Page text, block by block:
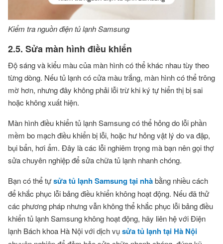
Kiểm tra nguồn điện tủ lạnh Samsung
2.5. Sửa màn hình điều khiển
Độ sáng và kiểu màu của màn hình có thể khác nhau tùy theo
từng dòng. Nếu tủ lạnh có cửa màu trắng, màn hình có thể trông
mờ hơn, nhưng đây không phải lỗi trừ khi ký tự hiển thị bị sai
hoặc không xuất hiện.
Màn hình điều khiển tủ lạnh Samsung có thể hỏng do lỗi phần
mềm bo mạch điều khiển bị lỗi, hoặc hư hỏng vật lý do va đập,
bụi bẩn, hơi ẩm. Đây là các lỗi nghiêm trọng mà bạn nên gọi thợ
sửa chuyên nghiệp để sửa chữa tủ lạnh nhanh chóng.
Bạn có thể tựsửa tủ lạnh Samsung tại nhàbằng nhiều cách
để khắc phục lỗi bảng điều khiển không hoạt động. Nếu đã thử
các phương pháp nhưng vẫn không thể khắc phục lỗi bảng điều
khiển tủ lạnh Samsung không hoạt động, hãy liên hệ với Điện
lạnh Bách khoa Hà Nội với dịch vụsửa tủ lạnh tại Hà Nội